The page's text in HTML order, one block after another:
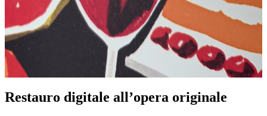
Restauro digitale all’opera originale